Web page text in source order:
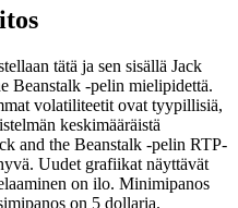
tätä ja sen sisällä Jack
Beanstalk -pelin mielipidettä.
volatiliteetit ovat tyypillisiä,
keskimääräistä
and the Beanstalk -pelin RTP-
Uudet grafiikat näyttävät
on ilo. Minimipanos
on 5 dollaria.